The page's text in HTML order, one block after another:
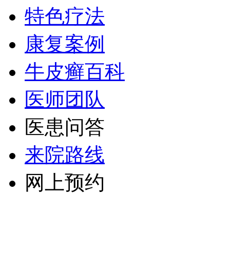
特色疗法
康复案例
牛皮癣百科
医师团队
医患问答
来院路线
网上预约